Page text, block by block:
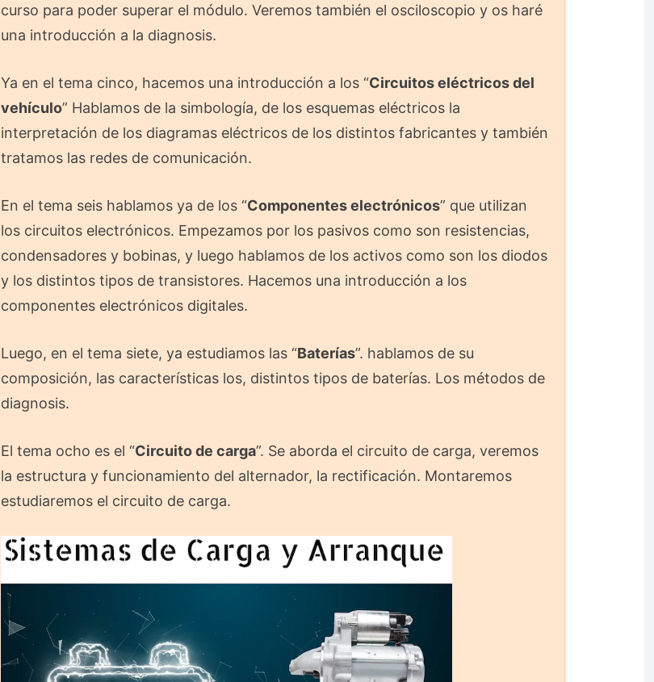
curso para poder superar el módulo. Veremos también el osciloscopio y os haré
una introducción a la diagnosis.
Ya en el tema cinco, hacemos una introducción a los “Circuitos eléctricos del
vehículo” Hablamos de la simbología, de los esquemas eléctricos la
interpretación de los diagramas eléctricos de los distintos fabricantes y también
tratamos las redes de comunicación.
En el tema seis hablamos ya de los “Componentes electrónicos” que utilizan
los circuitos electrónicos. Empezamos por los pasivos como son resistencias,
condensadores y bobinas, y luego hablamos de los activos como son los diodos
y los distintos tipos de transistores. Hacemos una introducción a los
componentes electrónicos digitales.
Luego, en el tema siete, ya estudiamos las “Baterías”. hablamos de su
composición, las características los, distintos tipos de baterías. Los métodos de
diagnosis.
El tema ocho es el “Circuito de carga”. Se aborda el circuito de carga, veremos
la estructura y funcionamiento del alternador, la rectificación. Montaremos
estudiaremos el circuito de carga.